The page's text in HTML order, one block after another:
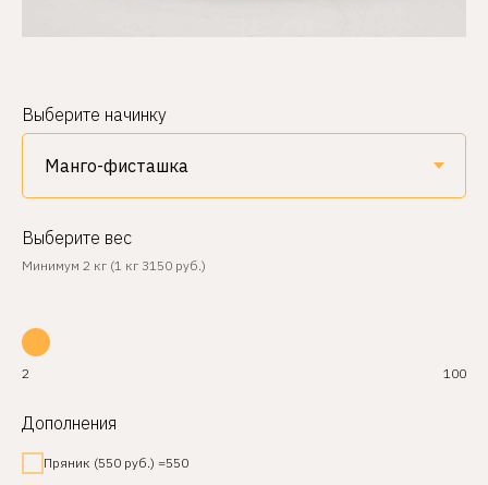
Выберите начинку
Выберите вес
Минимум 2 кг (1 кг 3150 руб.)
2 100
Дополнения
Пряник (550 руб.) =550